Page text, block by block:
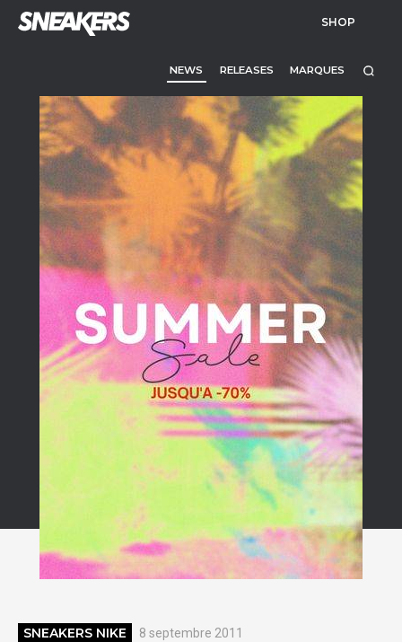
SHOP
NEWS RELEASES MARQUES
SNEAKERS NIKE 8 septembre 2011